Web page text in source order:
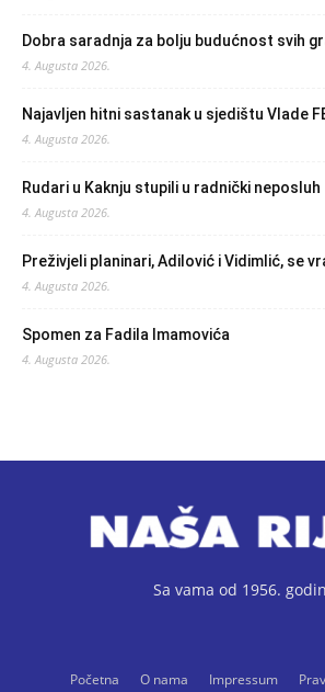
Dobra saradnja za bolju budućnost svih
4. Augusta 2026.
Najavljen hitni sastanak u sjedištu Vlade
4. Augusta 2026.
Rudari u Kaknju stupili u radnički neposluh
4. Augusta 2026.
Preživjeli planinari, Adilović i Vidimlić, se
4. Augusta 2026.
Spomen za Fadila Imamovića
4. Augusta 2026.
Sa vama od 1956.
Početna O nama Impressum